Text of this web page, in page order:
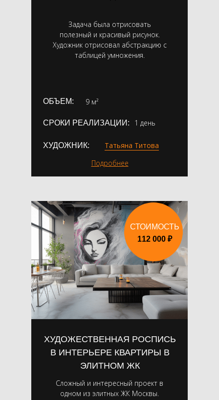
Задача была отрисовать
полезный и красивый рисунок.
Художник отрисовал абстракцию с
таблицей умножения.
9 м²
СРОКИ РЕАЛИЗАЦИИ: 1 день
ХУДОЖНИК: Татьяна Титова
ОБЪЕМ:
Подробнее
ХУДОЖЕСТВЕННАЯ РОСПИСЬ
В ИНТЕРЬЕРЕ КВАРТИРЫ В
ЭЛИТНОМ ЖК
Сложный и интересный проект в
одном из элитных ЖК Москвы.
СТОИМОСТЬ
112 000 ₽